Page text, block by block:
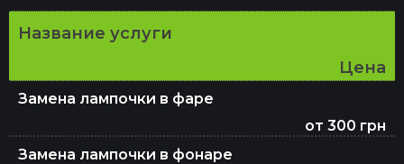
Название услуги
Цена
Замена лампочки в фаре
от 300 грн
Замена лампочки в фонаре